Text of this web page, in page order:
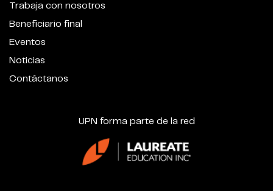
Trabaja con nosotros
Beneficiario final
Eventos
Noticias
Contáctanos
UPN forma parte de la red